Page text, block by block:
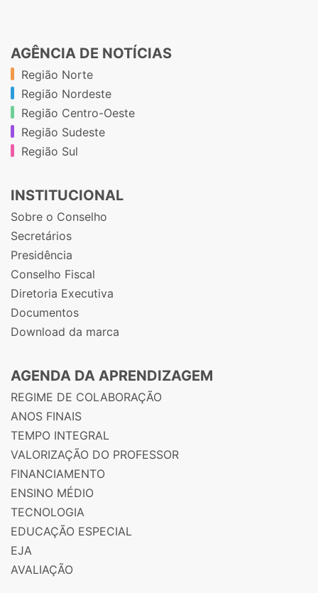
AGÊNCIA DE NOTÍCIAS
Região Norte
Região Nordeste
Região Centro-Oeste
Região Sudeste
Região Sul
INSTITUCIONAL
Sobre o Conselho
Secretários
Presidência
Conselho Fiscal
Diretoria Executiva
Documentos
Download da marca
AGENDA DA APRENDIZAGEM
REGIME DE COLABORAÇÃO
ANOS FINAIS
TEMPO INTEGRAL
VALORIZAÇÃO DO PROFESSOR
FINANCIAMENTO
ENSINO MÉDIO
TECNOLOGIA
EDUCAÇÃO ESPECIAL
EJA
AVALIAÇÃO